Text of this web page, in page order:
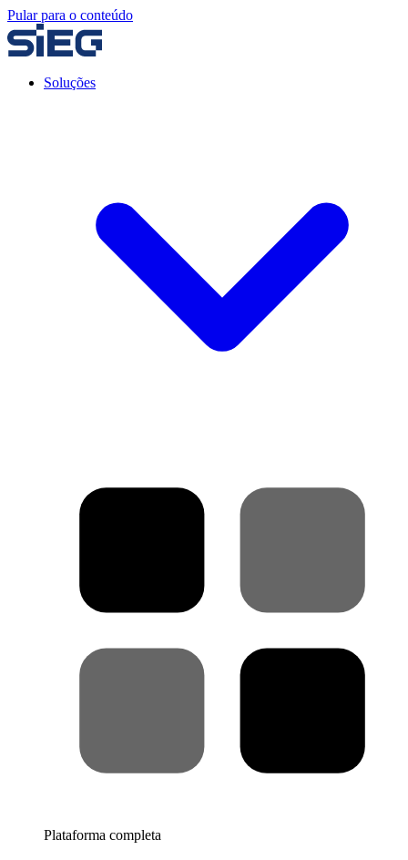
Pular para o conteúdo
Soluções
Plataforma completa